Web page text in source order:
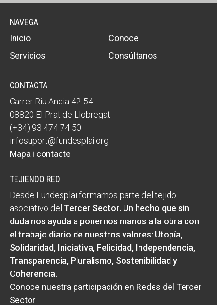
NAVEGA
Inicio
Conoce
Servicios
Consúltanos
CONTACTA
Carrer Riu Anoia 42-54
08820 El Prat de Llobregat
(+34) 93 474 74 50
infosuport@fundesplai.org
Mapa i contacte
TEJIENDO RED
Desde Fundesplai formamos parte del tejido
asociativo del Tercer Sector. Un hecho que sin
duda nos ayuda a ponernos manos a la obra con
el trabajo diario de nuestros valores: Utopía,
Solidaridad, Iniciativa, Felicidad, Independencia,
Transparencia, Pluralismo, Sostenibilidad y
Coherencia.
Conoce nuestra participación en Redes del Tercer
Sector